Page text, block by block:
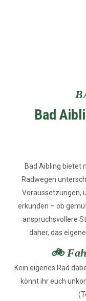
Bad
Bad Aibling bietet
Radwegen
Voraussetzungen,
erkunden – ob
anspruchsvollere
daher, das
🚲
Kein eigenes Rad
könnt ihr euch